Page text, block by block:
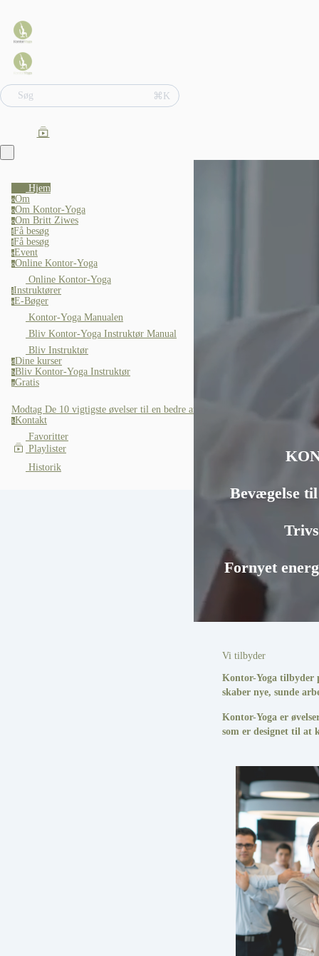
Søg ⌘K
Hjem
oOm
oOm Kontor-Yoga
oOm Britt Ziwes
fFå besøg
fFå besøg
eEvent
oOnline Kontor-Yoga
Online Kontor-Yoga
iInstruktører
eE-Bøger
Kontor-Yoga Manualen
Bliv Kontor-Yoga Instruktør Manual
Bliv Instruktør
dDine kurser
bBliv Kontor-Yoga Instruktør
gGratis
Modtag De 10 vigtigste øvelser til en bedre arbejdsdag
kKontakt
Favoritter
Playlister
Historik
Bevægelse
Fornyet
Vi tilbyder
Kontor-Yoga tilbyder
skaber nye, sunde
Kontor-Yoga er
som er designet til